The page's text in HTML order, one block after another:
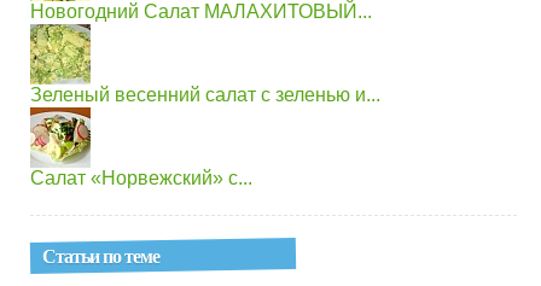
Новогодний Салат МАЛАХИТОВЫЙ...
Зеленый весенний салат с зеленью и...
Салат «Норвежский» с...
Статьи по теме